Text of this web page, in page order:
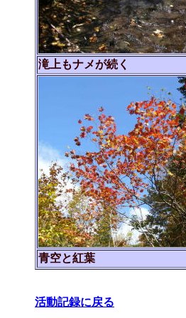
滝上もナメが続く
青空と紅葉
活動記録に戻る